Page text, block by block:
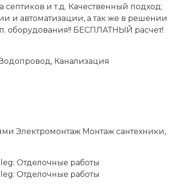
и т.д. Качественный подход:
и автоматизации, а так же в решении
оборудования!! БЕСПЛАТНЫЙ расчет!
Электромонтаж Монтаж сантехники,